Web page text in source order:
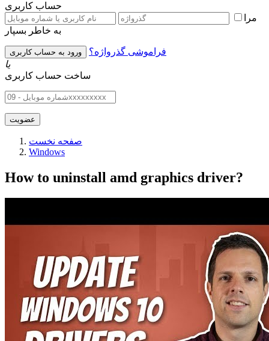
حساب کاربری
مرا
به خاطر بسپار
فراموشی گذرواژه؟
یا
ساخت حساب کاربری
صفحه نخست
Windows
How to uninstall amd graphics driver?